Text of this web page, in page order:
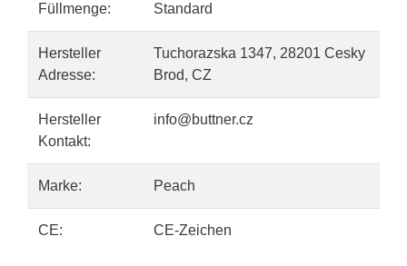
Füllmenge: Standard
Hersteller
Adresse:
Tuchorazska 1347, 28201 Cesky
Brod, CZ
Hersteller
Kontakt:
info@buttner.cz
Marke: Peach
CE: CE-Zeichen